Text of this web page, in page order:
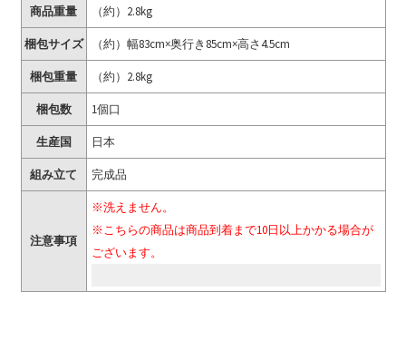
商品重量 （約）2.8kg
梱包サイズ （約）幅83cm×奥行き85cm×高さ4.5cm
梱包重量 （約）2.8kg
梱包数 1個口
生産国 日本
組み立て 完成品
注意事項
※洗えません。
※こちらの商品は商品到着まで10日以上かかる場合が
ございます。